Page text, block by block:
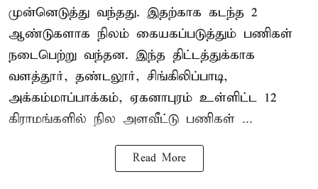
முன்னெடுத்து வந்தது. இதற்காக கடந்த 2
ஆண்டுகளாக நிலம் கையகப்படுத்தும் பணிகள்
நடைபெற்று வந்தன. இந்த திட்டத்துக்காக
வளத்தூர், தண்டலூர், சிங்கிலிப்பாடி,
அக்கம்மாப்பாக்கம், ஏகனாபுரம் உள்ளிட்ட 12
கிராமங்களில் நில அளவீட்டு பணிகள் ...
Read More